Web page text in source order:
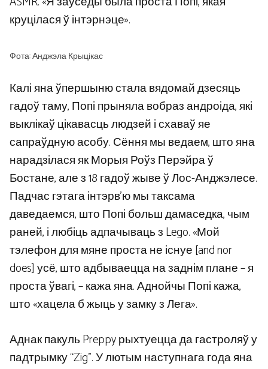
круцілася ў інтэрнэце».
Фота: Анджэла Крыцікас
Калі яна ўпершыню стала вядомай дзесяць
гадоў таму, Попі прыняла вобраз андроіда, які
выклікаў цікавасць людзей і схаваў яе
сапраўдную асобу. Сёння мы ведаем, што яна
нарадзілася як Морыя Роўз Перэйра ў
Бостане, але з 18 гадоў жыве ў Лос-Анджэлесе.
Падчас гэтага інтэрв’ю мы таксама
даведаемся, што Попі больш дамаседка, чым
раней, і любіць адпачываць з Lego. «Мой
тэлефон для мяне проста не існуе [and nor
does] усё, што адбываецца на заднім плане – я
проста ўвагі, – кажа яна. Аднойчы Попі кажа,
што «хацела б жыць у замку з Лега».
Аднак пакуль Preppy рыхтуецца да гастроляў у
падтрымку “Zig”. У лютым наступнага года яна